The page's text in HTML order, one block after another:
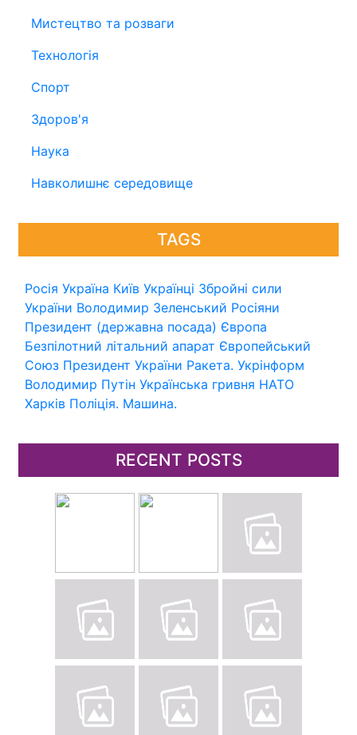
Мистецтво та розваги
Технологія
Спорт
Здоров'я
Наука
Навколишнє середовище
TAGS
Росія Україна Київ Українці Збройні сили
України Володимир Зеленський Росіяни
Президент (державна посада) Європа
Безпілотний літальний апарат Європейський
Союз Президент України Ракета. Укрінформ
Володимир Путін Українська гривня НАТО
Харків Поліція. Машина.
RECENT POSTS